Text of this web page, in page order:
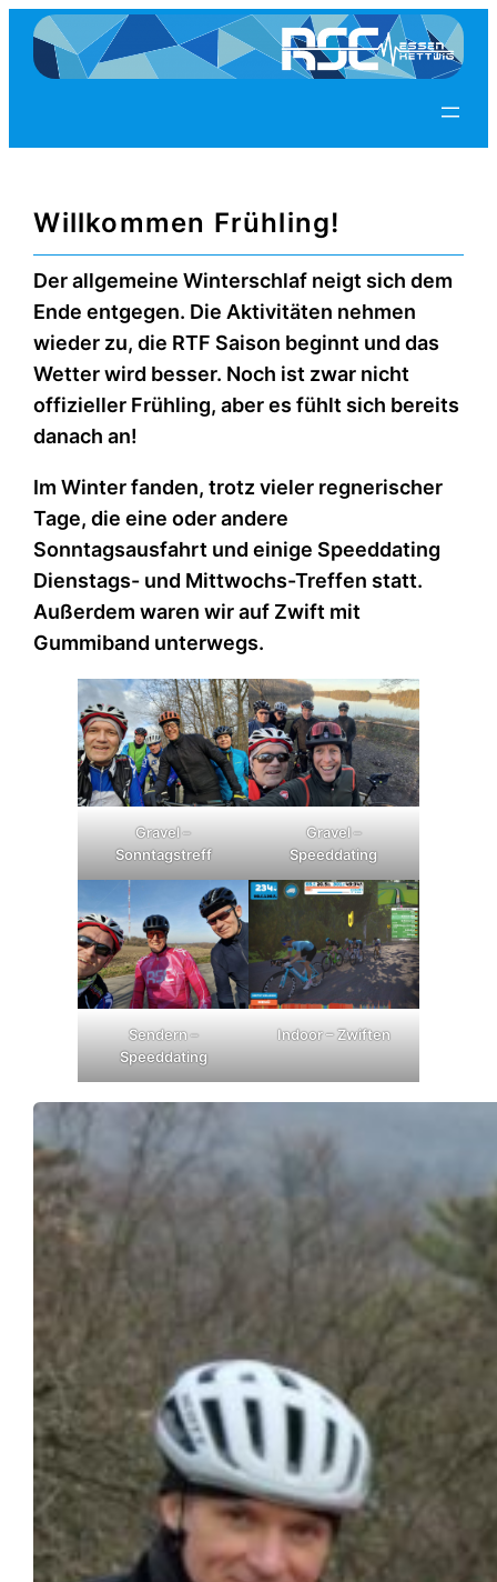
Zum
Inhalt
springen
Willkommen Frühling!
Der allgemeine Winterschlaf neigt sich dem
Ende entgegen. Die Aktivitäten nehmen
wieder zu, die RTF Saison beginnt und das
Wetter wird besser. Noch ist zwar nicht
offizieller Frühling, aber es fühlt sich bereits
danach an!
Im Winter fanden, trotz vieler regnerischer
Tage, die eine oder andere
Sonntagsausfahrt und einige Speeddating
Dienstags- und Mittwochs-Treffen statt.
Außerdem waren wir auf Zwift mit
Gummiband unterwegs.
Gravel –
Sonntagstreff
Gravel –
Speeddating
Sendern –
Speeddating
Indoor – Zwiften